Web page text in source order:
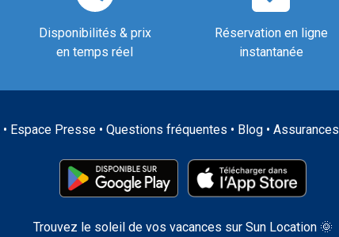
Disponibilités & prix
en temps réel
Réservation en ligne
instantanée
• Espace Presse• Questions fréquentes • Blog• Assurances
Trouvez le soleil de vos vacances sur Sun Location 🌞